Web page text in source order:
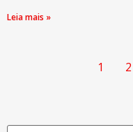
Leia mais »
1 2